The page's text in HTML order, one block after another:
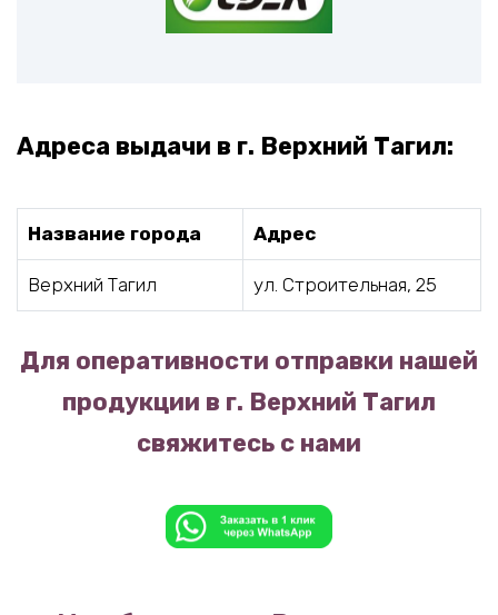
Адреса выдачи в г. Верхний Тагил:
Название города Адрес
Верхний Тагил ул. Строительная, 25
Для оперативности отправки нашей
продукции в г. Верхний Тагил
свяжитесь с нами